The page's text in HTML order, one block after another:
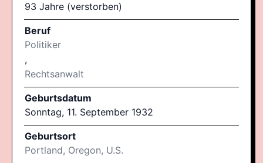
93 Jahre (verstorben)
Beruf
Politiker
,
Rechtsanwalt
Geburtsdatum
Sonntag, 11. September 1932
Geburtsort
Portland, Oregon, U.S.